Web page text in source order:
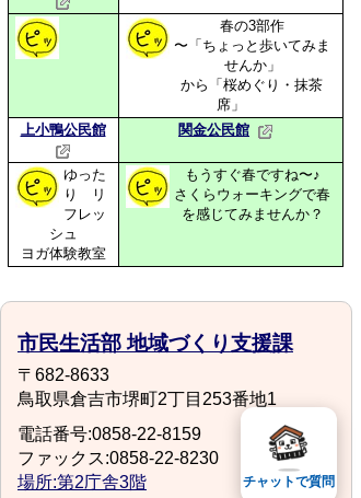
春の3部作
〜「ちょっと歩いてみま
せんか」
から「桜めぐり・抹茶
席」
上小鴨公民館
関金公民館
ゆった
り リ
フレッ
シュ
ヨガ体験教室
もうすぐ春ですね〜♪
さくらウォーキングで春
を感じてみませんか？
市民生活部 地域づくり支援課
〒682-8633
鳥取県倉吉市堺町2丁目253番地1
電話番号:0858-22-8159
ファックス:0858-22-8230
場所:第2庁舎3階
チャットで質問